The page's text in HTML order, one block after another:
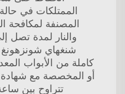
الممتلكات في
المصنفة لمكافحة
والنار لمدة تصل
شنغهاي
كاملة من الأبواب